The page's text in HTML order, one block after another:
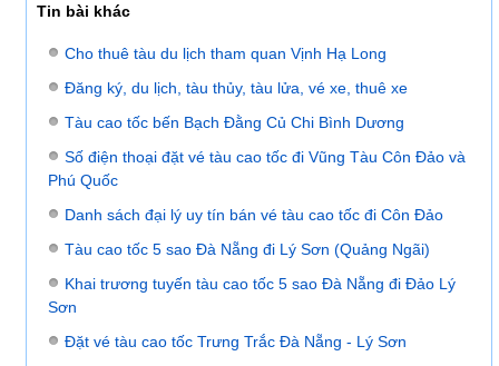
Tin bài khác
Cho thuê tàu du lịch tham quan Vịnh Hạ Long
Đăng ký, du lịch, tàu thủy, tàu lửa, vé xe, thuê xe
Tàu cao tốc bến Bạch Đằng Củ Chi Bình Dương
Số điện thoại đặt vé tàu cao tốc đi Vũng Tàu Côn Đảo và
Phú Quốc
Danh sách đại lý uy tín bán vé tàu cao tốc đi Côn Đảo
Tàu cao tốc 5 sao Đà Nẵng đi Lý Sơn (Quảng Ngãi)
Khai trương tuyến tàu cao tốc 5 sao Đà Nẵng đi Đảo Lý
Sơn
Đặt vé tàu cao tốc Trưng Trắc Đà Nẵng - Lý Sơn
ĐẶT VÉ TÀU CAO TỐC 5 SAO EXPRESS VŨNG
TÀU - CÔN ĐẢO